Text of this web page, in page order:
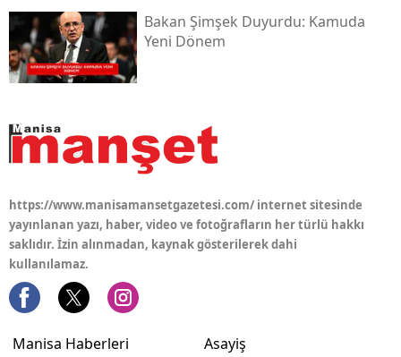
Bakan Şimşek Duyurdu: Kamuda
Yeni Dönem
https://www.manisamansetgazetesi.com/ internet sitesinde
yayınlanan yazı, haber, video ve fotoğrafların her türlü hakkı
saklıdır. İzin alınmadan, kaynak gösterilerek dahi
kullanılamaz.
Manisa Haberleri
Asayiş